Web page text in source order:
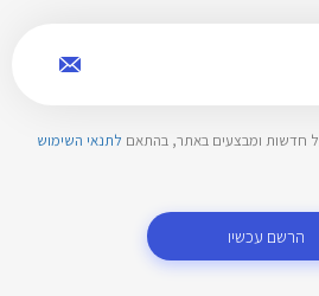
על חדשות ומבצעים באתר, בהתאם לתנאי השימוש
הרשם עכשיו